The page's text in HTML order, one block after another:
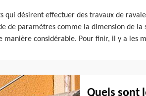
qui désirent effectuer des travaux de
de paramètres comme la dimension de
considérable. Pour finir, il y a les
Quels sont